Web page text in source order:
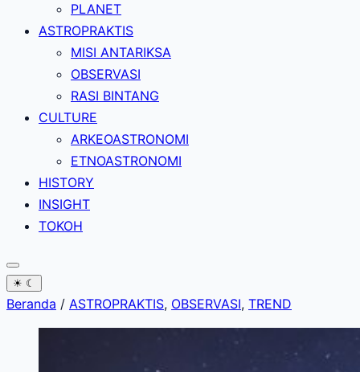
PLANET
ASTROPRAKTIS
MISI ANTARIKSA
OBSERVASI
RASI BINTANG
CULTURE
ARKEOASTRONOMI
ETNOASTRONOMI
HISTORY
INSIGHT
TOKOH
☀ ☾
Beranda / ASTROPRAKTIS, OBSERVASI, TREND